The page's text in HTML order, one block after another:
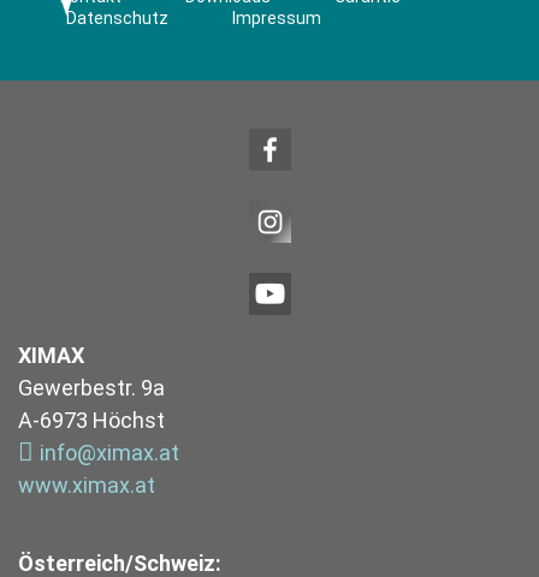
Datenschutz
Impressum
XIMAX
Gewerbestr. 9a
A-6973 Höchst
info@ximax.at
www.ximax.at
Österreich/Schweiz: